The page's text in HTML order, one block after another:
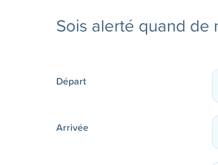
Sois alerté quand
Départ
Arrivée